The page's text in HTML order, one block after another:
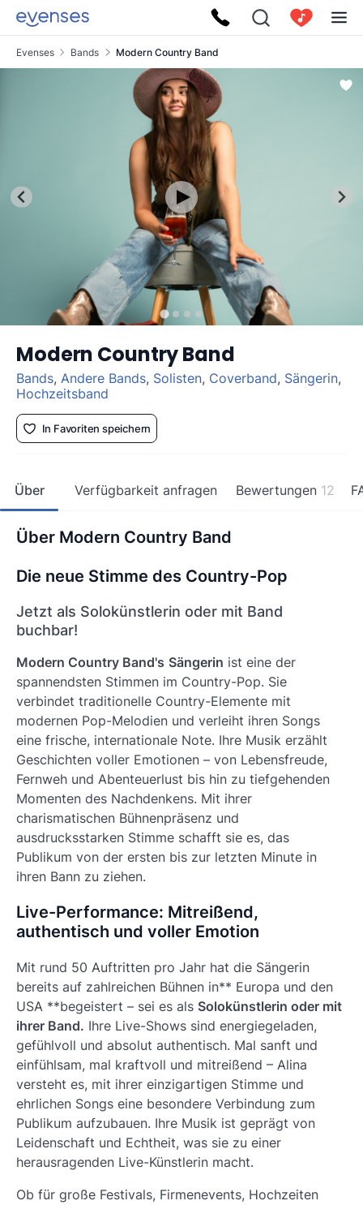
Evenses Bands Modern Country Band
Modern Country Band
Bands, Andere Bands, Solisten, Coverband, Sängerin,
Hochzeitsband
In Favoriten speichern
Über Verfügbarkeit anfragen Bewertungen 12
Über Modern Country Band
Die neue Stimme des Country-Pop
Jetzt als Solokünstlerin oder mit Band
buchbar!
Modern Country Band's Sängerin ist eine der
spannendsten Stimmen im Country-Pop. Sie
verbindet traditionelle Country-Elemente mit
modernen Pop-Melodien und verleiht ihren Songs
eine frische, internationale Note. Ihre Musik erzählt
Geschichten voller Emotionen – von Lebensfreude,
Fernweh und Abenteuerlust bis hin zu tiefgehenden
Momenten des Nachdenkens. Mit ihrer
charismatischen Bühnenpräsenz und
ausdrucksstarken Stimme schafft sie es, das
Publikum von der ersten bis zur letzten Minute in
ihren Bann zu ziehen.
Live-Performance: Mitreißend,
authentisch und voller Emotion
Mit rund 50 Auftritten pro Jahr hat die Sängerin
bereits auf zahlreichen Bühnen in** Europa und den
USA **begeistert – sei es als Solokünstlerin oder mit
ihrer Band. Ihre Live-Shows sind energiegeladen,
gefühlvoll und absolut authentisch. Mal sanft und
einfühlsam, mal kraftvoll und mitreißend – Alina
versteht es, mit ihrer einzigartigen Stimme und
ehrlichen Songs eine besondere Verbindung zum
Publikum aufzubauen. Ihre Musik ist geprägt von
Leidenschaft und Echtheit, was sie zu einer
herausragenden Live-Künstlerin macht.
Ob für große Festivals, Firmenevents, Hochzeiten